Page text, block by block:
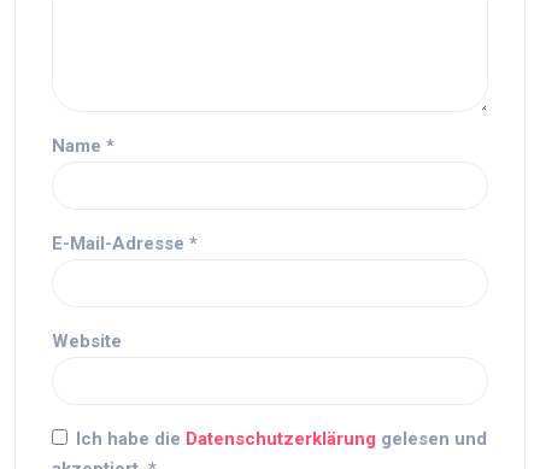
Name *
E-Mail-Adresse *
Website
Ich habe die Datenschutzerklärung gelesen und